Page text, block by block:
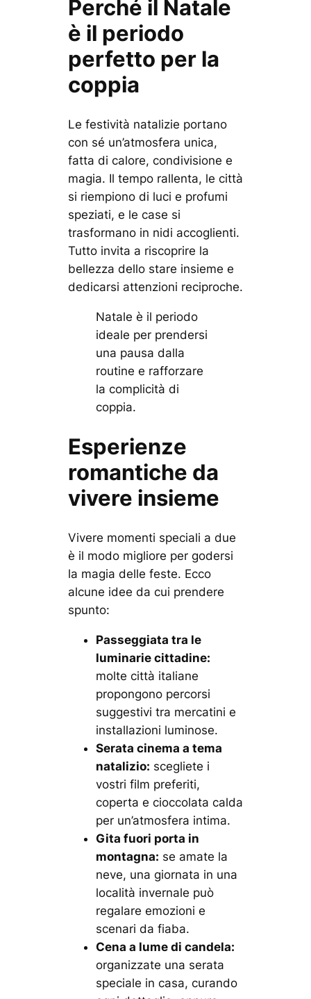
Perché il Natale
è il periodo
perfetto per la
coppia
Le festività natalizie portano
con sé un’atmosfera unica,
fatta di calore, condivisione e
magia. Il tempo rallenta, le città
si riempiono di luci e profumi
speziati, e le case si
trasformano in nidi accoglienti.
Tutto invita a riscoprire la
bellezza dello stare insieme e
dedicarsi attenzioni reciproche.
Natale è il periodo
ideale per prendersi
una pausa dalla
routine e rafforzare
la complicità di
coppia.
Esperienze
romantiche da
vivere insieme
Vivere momenti speciali a due
è il modo migliore per godersi
la magia delle feste. Ecco
alcune idee da cui prendere
spunto:
Passeggiata tra le
luminarie cittadine:
molte città italiane
propongono percorsi
suggestivi tra mercatini e
installazioni luminose.
Serata cinema a tema
natalizio: scegliete i
vostri film preferiti,
coperta e cioccolata calda
per un’atmosfera intima.
Gita fuori porta in
montagna: se amate la
neve, una giornata in una
località invernale può
regalare emozioni e
scenari da fiaba.
Cena a lume di candela:
organizzate una serata
speciale in casa, curando